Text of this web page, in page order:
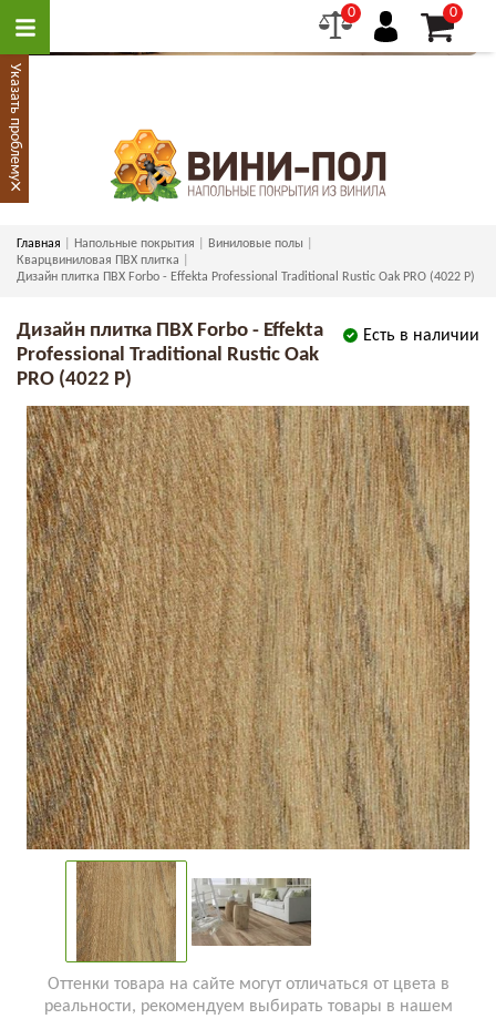
0 0
Главная Напольные покрытия
Виниловые полы
Кварцвиниловая ПВХ плитка
Дизайн плитка ПВХ Forbo - Effekta Professional Traditional Rustic Oak PRO (4022 P)
Есть в наличии
Дизайн плитка ПВХ Forbo - Effekta
Professional Traditional Rustic Oak
PRO (4022 P)
Оттенки товара на сайте могут отличаться от цвета в
реальности, рекомендуем выбирать товары в нашем
Указать проблему
×